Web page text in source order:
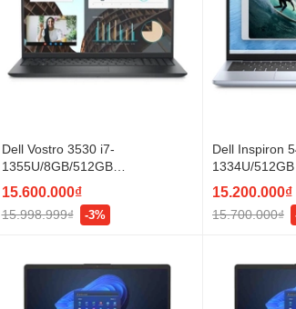
Dell Vostro 3530 i7-
1355U/8GB/512GB
SSD/15.6"FHD 120hz/Dos/Black
- BH 12t
15.600.000₫
15.998.999₫ -3%
Dell Inspiron
1334U/
DDR5/14"
BLACK (đèn
15.200.000₫
15.700.000₫